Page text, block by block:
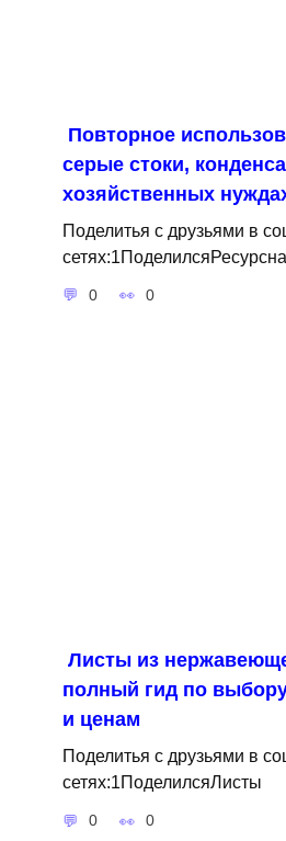
Повторное
серые стоки,
хозяйственных
Поделитья с друзьями в
0 0
Листы из
полный гид по
и ценам
Поделитья с друзьями в
сетях:1ПоделилсяЛисты
0 0